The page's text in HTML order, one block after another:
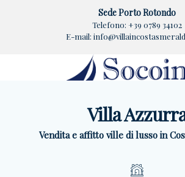
Sede Porto Rotondo
Telefono: +39 0789 34102
E-mail:
Villa
Vendita e affitto ville di lusso in